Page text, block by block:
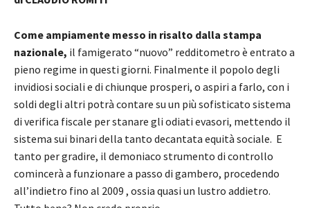
Come ampiamente messo in risalto dalla stampa
nazionale, il famigerato “nuovo” redditometro è entrato a
pieno regime in questi giorni. Finalmente il popolo degli
invidiosi sociali e di chiunque prosperi, o aspiri a farlo, con i
soldi degli altri potrà contare su un più sofisticato sistema
di verifica fiscale per stanare gli odiati evasori, mettendo il
sistema sui binari della tanto decantata equità sociale. E
tanto per gradire, il demoniaco strumento di controllo
comincerà a funzionare a passo di gambero, procedendo
all’indietro fino al 2009 , ossia quasi un lustro addietro.